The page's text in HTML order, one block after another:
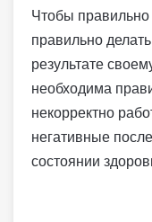
Чтобы
правильно
результате
необходима
некорректно
негативные
состоянии